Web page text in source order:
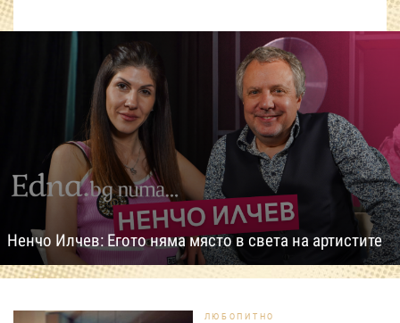
Ненчо Илчев: Егото няма място в света на артистите
ЛЮБОПИТНО